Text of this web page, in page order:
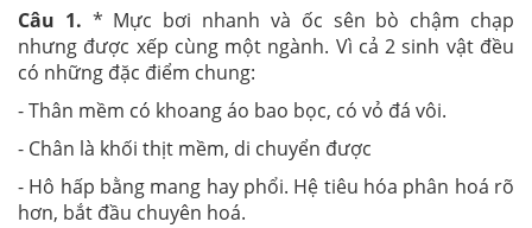
Câu 1. * Mực bơi nhanh và ốc sên bò chậm chạp
nhưng được xếp cùng một ngành. Vì cả 2 sinh vật đều
có những đặc điểm chung:
- Thân mềm có khoang áo bao bọc, có vỏ đá vôi.
- Chân là khối thịt mềm, di chuyển được
- Hô hấp bằng mang hay phổi. Hệ tiêu hóa phân hoá rõ
hơn, bắt đầu chuyên hoá.